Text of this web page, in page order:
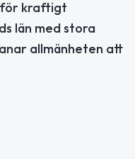
för kraftigt
län med stora
allmänheten att